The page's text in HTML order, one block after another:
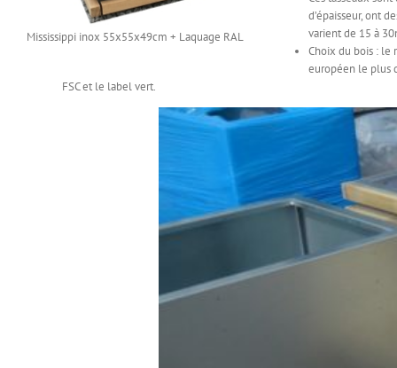
Mississippi inox 55x55x49cm + Laquage RAL
d’épaisseur, ont
varient de 15 à
Choix du bois : le
européen le plus
FSC et le label vert.